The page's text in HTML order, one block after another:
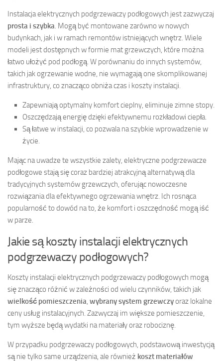
Instalacja elektrycznych podgrzewaczy podłogowych jest zazwyczaj
prosta i szybka. Mogą być montowane zarówno w nowych
budynkach, jak i w ramach remontów istniejących wnętrz. Wiele
modeli jest dostępnych w formie mat grzewczych, które można
łatwo ułożyć pod podłogą. W porównaniu do innych systemów,
takich jak ogrzewanie wodne, nie wymagają one skomplikowanej
infrastruktury, co znacząco obniża czas i koszty instalacji.
Zapewniają optymalny komfort cieplny, eliminuje zimne stopy.
Oszczędzają energię dzięki efektywnemu rozkładowi ciepła.
Są łatwe w instalacji, co pozwala na szybkie wprowadzenie w
życie.
Mając na uwadze te wszystkie zalety, elektryczne podgrzewacze
podłogowe stają się coraz bardziej atrakcyjną alternatywą dla
tradycyjnych systemów grzewczych, oferując nowoczesne
rozwiązania dla efektywnego ogrzewania wnętrz. Ich rosnąca
popularność to dowód na to, że komfort i oszczędność mogą iść
w parze.
Jakie są koszty instalacji elektrycznych
podgrzewaczy podłogowych?
Koszty instalacji elektrycznych podgrzewaczy podłogowych mogą
się znacząco różnić w zależności od wielu czynników, takich jak
wielkość pomieszczenia, wybrany system grzewczyoraz lokalne
ceny usług instalacyjnych. Zazwyczaj im większe pomieszczenie,
tym wyższe będą wydatki na materiały oraz robociznę.
W przypadku podgrzewaczy podłogowych, podstawową inwestycją
są nie tylko same urządzenia, ale również koszt materiałów